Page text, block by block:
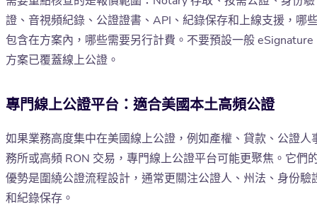
證、音視頻紀錄、公證證書、API、紀錄保存和上線支援，哪
包含在方案內，哪些需要另行計費。不要預設一般 eSignature
方案已覆蓋線上公證。
專門線上公證平台：適合美國本土高頻公證
如果業務高度集中在美國線上公證，例如產權、貸款、公證人
務所或高頻 RON 交易，專門線上公證平台可能更聚焦。它們
優勢是圍繞公證流程設計，通常更關注公證人、州法、身份驗
和紀錄保存。